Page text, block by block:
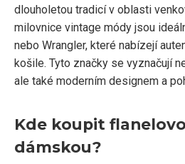
dlouholetou tradicí v oblasti
milovnice vintage módy jsou
nebo Wrangler, které nabízejí
košile. Tyto značky se vyznačují
ale také moderním designem a
Kde koupit
dámskou?